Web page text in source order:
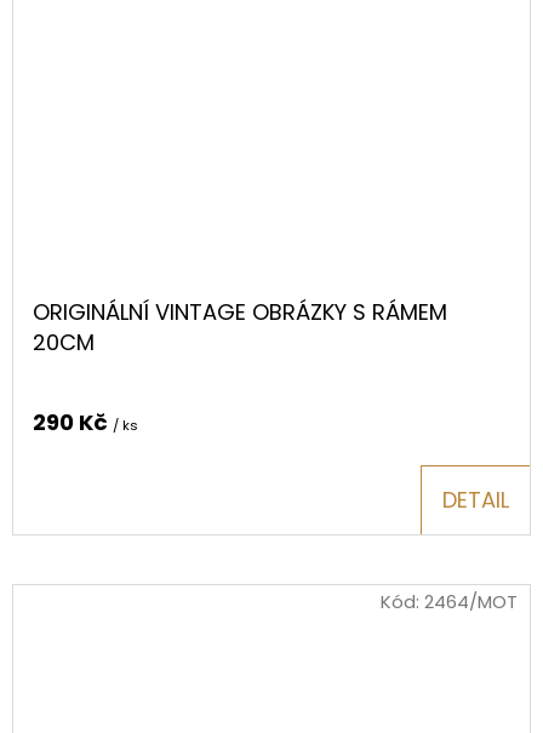
ORIGINÁLNÍ VINTAGE OBRÁZKY S RÁMEM
20CM
290 Kč / ks
DETAIL
Kód: 2464/MOT